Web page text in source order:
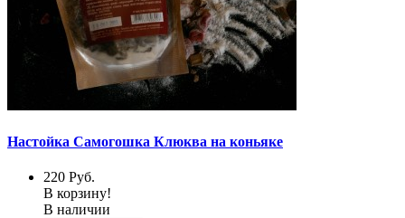
Настойка Самогошка Клюква на коньяке
220 Руб.
В корзину!
В наличии